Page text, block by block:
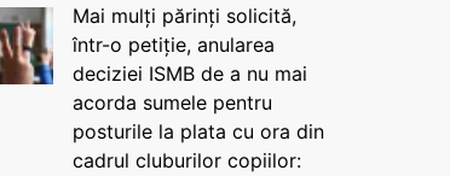
Mai mulți părinți solicită,
într-o petiție, anularea
deciziei ISMB de a nu mai
acorda sumele pentru
posturile la plata cu ora din
cadrul cluburilor copiilor: